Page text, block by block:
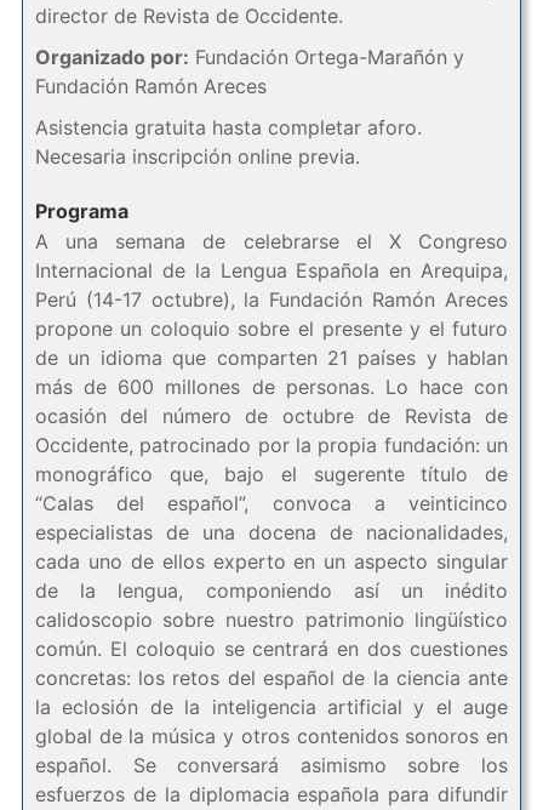
director de Revista de Occidente.
Organizado por: Fundación Ortega-Marañón y
Fundación Ramón Areces
Asistencia gratuita hasta completar aforo.
Necesaria inscripción online previa.
Programa
A una semana de celebrarse el X Congreso
Internacional de la Lengua Española en Arequipa,
Perú (14-17 octubre), la Fundación Ramón Areces
propone un coloquio sobre el presente y el futuro
de un idioma que comparten 21 países y hablan
más de 600 millones de personas. Lo hace con
ocasión del número de octubre de Revista de
Occidente, patrocinado por la propia fundación: un
monográfico que, bajo el sugerente título de
“Calas del español”, convoca a veinticinco
especialistas de una docena de nacionalidades,
cada uno de ellos experto en un aspecto singular
de la lengua, componiendo así un inédito
calidoscopio sobre nuestro patrimonio lingüístico
común. El coloquio se centrará en dos cuestiones
concretas: los retos del español de la ciencia ante
la eclosión de la inteligencia artificial y el auge
global de la música y otros contenidos sonoros en
español. Se conversará asimismo sobre los
esfuerzos de la diplomacia española para difundir